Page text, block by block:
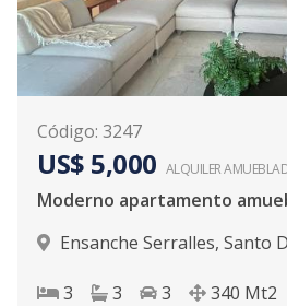
Código: 3247
US$ 5,000 ALQUILER
Ensanche Serralles, Santo
3 3 3 340 Mt2